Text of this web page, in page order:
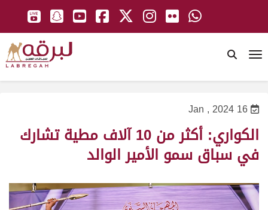
16 Jan , 2024
الكواري: أكثر من 10 آلاف مطية تشارك
في سباق سمو الأمير الوالد